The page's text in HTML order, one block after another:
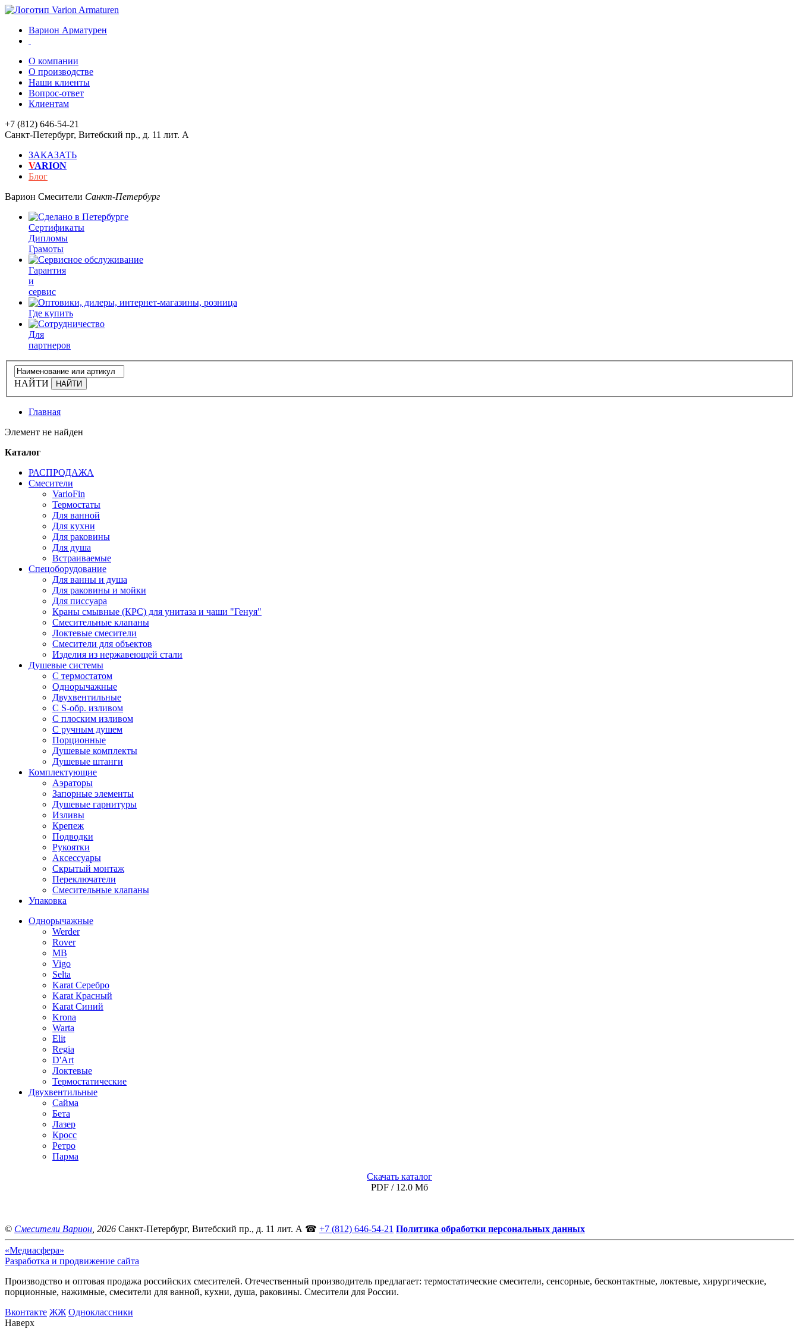
Варион Арматурен
О компании
О производстве
Наши клиенты
Вопрос-ответ
Клиентам
+7 (812) 646-54-21
Санкт-Петербург, Витебский пр., д. 11 лит. А
ЗАКАЗАТЬ
VARION
Блог
Варион Смесители Санкт-Петербург
Сертификаты
Дипломы
Грамоты
Гарантия
и
сервис
Где купить
Для
партнеров
НАЙТИ
Главная
Элемент не найден
Каталог
РАСПРОДАЖА
Смесители
VarioFin
Термостаты
Для ванной
Для кухни
Для раковины
Для душа
Встраиваемые
Спецоборудование
Для ванны и душа
Для раковины и мойки
Для писсуара
Краны смывные (КРС) для унитаза и чаши "Генуя"
Смесительные клапаны
Локтевые смесители
Смесители для объектов
Изделия из нержавеющей стали
Душевые системы
С термостатом
Однорычажные
Двухвентильные
С S-обр. изливом
С плоским изливом
С ручным душем
Порционные
Душевые комплекты
Душевые штанги
Комплектующие
Аэраторы
Запорные элементы
Душевые гарнитуры
Изливы
Крепеж
Подводки
Рукоятки
Аксессуары
Скрытый монтаж
Переключатели
Смесительные клапаны
Упаковка
Однорычажные
Werder
Rover
MB
Vigo
Selta
Karat Серебро
Karat Красный
Karat Синий
Krona
Warta
Elit
Regia
D'Art
Локтевые
Термостатические
Двухвентильные
Сайма
Бета
Лазер
Кросс
Ретро
Парма
Скачать каталог
PDF / 12.0 Мб
© Смесители Варион , 2026 Санкт-Петербург, Витебский пр., д. 11 лит. А ☎ +7 (812) 646-54-21 Политика обработки персональных данных
«Медиасфера»
Разработка и продвижение сайта
Производство и оптовая продажа российских смесителей. Отечественный производитель предлагает: термостатические смесители, сенсорные, бесконтактные, локтевые, хирургические,
порционные, нажимные, смесители для ванной, кухни, душа, раковины. Смесители для России.
Bконтакте ЖЖ Одноклассники
Наверх